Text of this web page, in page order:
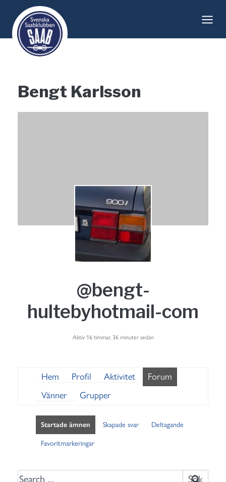
content
Bengt Karlsson
@bengt-
hultebyhotmail-com
Aktiv 16 timmar, 36 minuter sedan
Hem Profil Aktivitet
Forum
Vänner
Grupper
Startade ämnen Skapade svar Deltagande
Favoritmarkeringar
S